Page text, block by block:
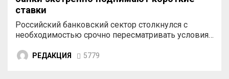
ставки
Российский банковский сектор столкнулся с
необходимостью срочно пересматривать условия…
РЕДАКЦИЯ 5779